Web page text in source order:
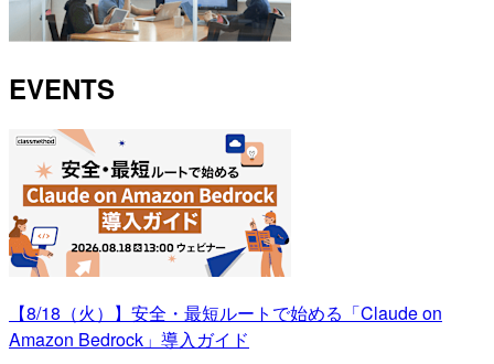
EVENTS
【8/18（火）】安全・最短ルートで始める「Claude on
Amazon Bedrock」導入ガイド